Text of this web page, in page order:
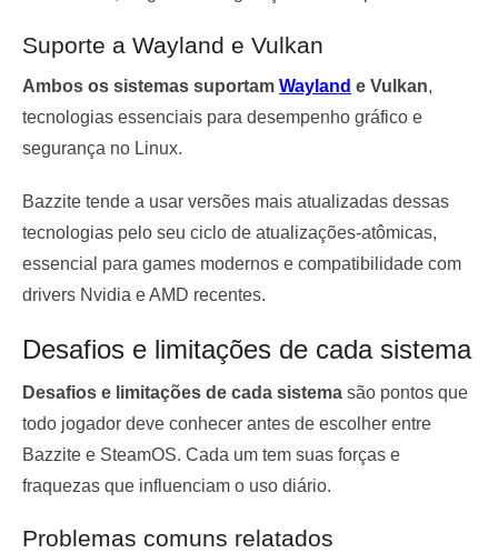
Suporte a Wayland e Vulkan
Ambos os sistemas suportam Wayland e Vulkan,
tecnologias essenciais para desempenho gráfico e
segurança no Linux.
Bazzite tende a usar versões mais atualizadas dessas
tecnologias pelo seu ciclo de atualizações-atômicas,
essencial para games modernos e compatibilidade com
drivers Nvidia e AMD recentes.
Desafios e limitações de cada sistema
Desafios e limitações de cada sistema são pontos que
todo jogador deve conhecer antes de escolher entre
Bazzite e SteamOS. Cada um tem suas forças e
fraquezas que influenciam o uso diário.
Problemas comuns relatados